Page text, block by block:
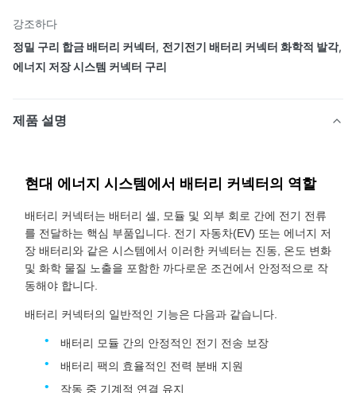
강조하다
정밀 구리 합금 배터리 커넥터, 전기전기 배터리 커넥터 화학적 발각,
에너지 저장 시스템 커넥터 구리
제품 설명
현대 에너지 시스템에서 배터리 커넥터의 역할
배터리 커넥터는 배터리 셀, 모듈 및 외부 회로 간에 전기 전류
를 전달하는 핵심 부품입니다. 전기 자동차(EV) 또는 에너지 저
장 배터리와 같은 시스템에서 이러한 커넥터는 진동, 온도 변화
및 화학 물질 노출을 포함한 까다로운 조건에서 안정적으로 작
동해야 합니다.
배터리 커넥터의 일반적인 기능은 다음과 같습니다.
배터리 모듈 간의 안정적인 전기 전송 보장
배터리 팩의 효율적인 전력 분배 지원
작동 중 기계적 연결 유지